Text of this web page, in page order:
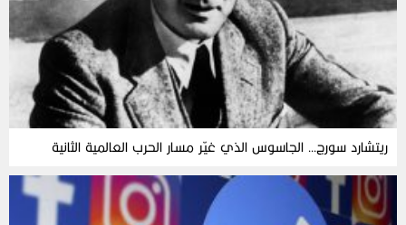
ريتشارد سورج… الجاسوس الذي غيّر مسار الحرب العالمية الثانية